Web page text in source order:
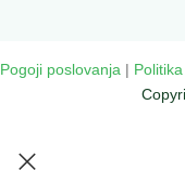
Pogoji poslovanja |